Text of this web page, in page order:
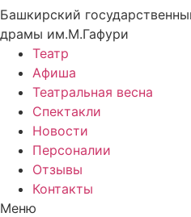
Башкирский
драмы им.М.Гафури
Театр
Афиша
Театральная весна
Спектакли
Новости
Персоналии
Отзывы
Контакты
Меню